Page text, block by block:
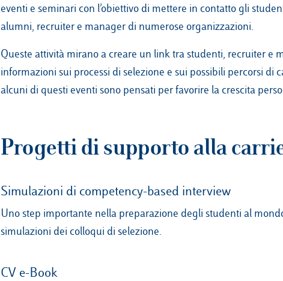
eventi e seminari con l’obiettivo di mettere in contatto gli
alumni, recruiter e manager di numerose organizzazioni.
Queste attività mirano a creare un link tra studenti, recruiter e
informazioni sui processi di selezione e sui possibili percorsi di
alcuni di questi eventi sono pensati per favorire la crescita
Progetti di supporto alla
Simulazioni di competency-based interview
Uno step importante nella preparazione degli studenti al
simulazioni dei colloqui di selezione.
CV e-Book